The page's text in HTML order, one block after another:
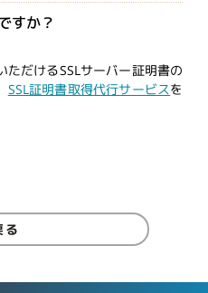
すか？
だけるSSLサーバー証明書の
SSL証明書取得代行サービスを
る